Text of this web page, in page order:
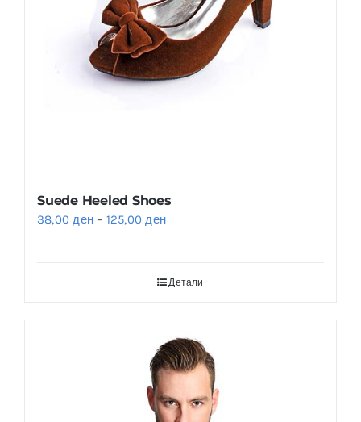
Suede Heeled Shoes
38,00ден – 125,00ден
Детали